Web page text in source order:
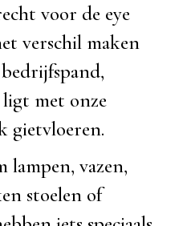
voor de eye
verschil maken
met onze
gietvloeren.
lampen, vazen,
stoelen of